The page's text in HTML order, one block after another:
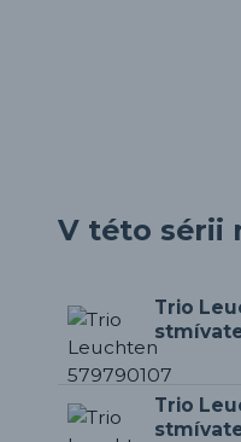
V této sérii
Trio
Trio